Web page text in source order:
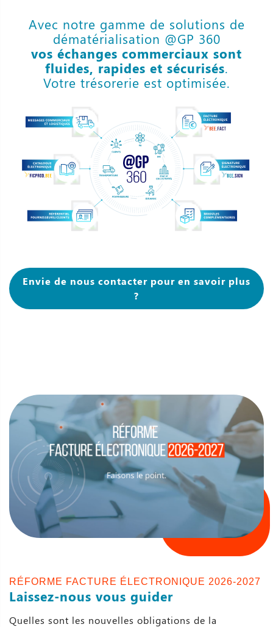
Avec notre gamme de solutions de
dématérialisation @GP 360
vos échanges commerciaux sont
fluides, rapides et sécurisés.
Votre trésorerie est optimisée.
Envie de nous contacter pour en savoir plus
?
RÉFORME FACTURE ÉLECTRONIQUE 2026-2027
Laissez-nous vous guider
Quelles sont les nouvelles obligations de la